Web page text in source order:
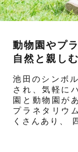
動物園やプ
自然と親し
池田のシンボ
され、気軽に
園と動物園が
プラネタリウ
くさんあり、